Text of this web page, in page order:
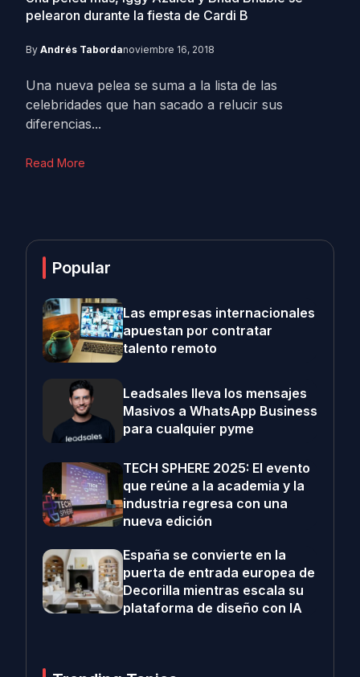
pelearon durante la fiesta de Cardi B
By Andrés Tabordanoviembre 16, 2018
Una nueva pelea se suma a la lista de las
celebridades que han sacado a relucir sus
diferencias...
Read More
Popular
Las empresas internacionales
apuestan por contratar
talento remoto
Leadsales lleva los mensajes
Masivos a WhatsApp Business
para cualquier pyme
TECH SPHERE 2025: El evento
que reúne a la academia y la
industria regresa con una
nueva edición
España se convierte en la
puerta de entrada europea de
Decorilla mientras escala su
plataforma de diseño con IA